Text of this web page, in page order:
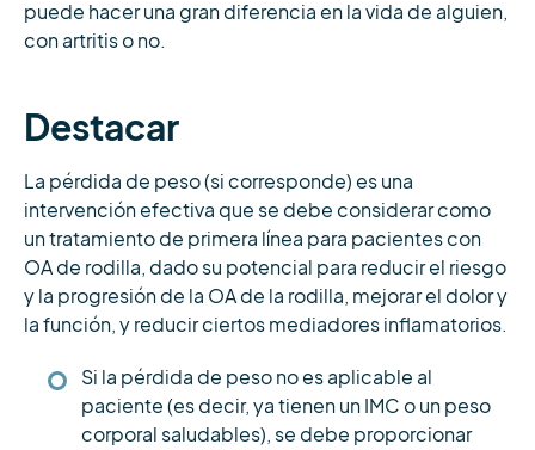
puede hacer una gran diferencia en la vida de alguien,
con artritis o no.
Destacar
La pérdida de peso (si corresponde) es una
intervención efectiva que se debe considerar como
un tratamiento de primera línea para pacientes con
OA de rodilla, dado su potencial para reducir el riesgo
y la progresión de la OA de la rodilla, mejorar el dolor y
la función, y reducir ciertos mediadores inflamatorios.
Si la pérdida de peso no es aplicable al
paciente (es decir, ya tienen un IMC o un peso
corporal saludables), se debe proporcionar